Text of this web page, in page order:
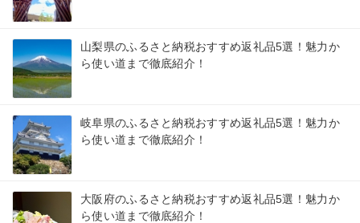
山梨県のふるさと納税おすすめ返礼品5選！魅力か
ら使い道まで徹底紹介！
岐阜県のふるさと納税おすすめ返礼品5選！魅力か
ら使い道まで徹底紹介！
大阪府のふるさと納税おすすめ返礼品5選！魅力か
ら使い道まで徹底紹介！